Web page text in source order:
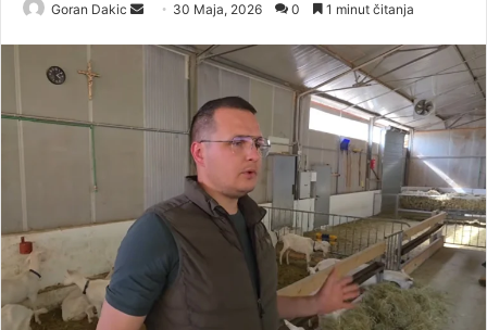
Goran Dakic
a
30 Maja, 2026 0 1 minut čitanja